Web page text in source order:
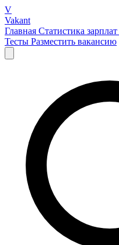
V
Vakant
Главная Статистика зарплат
Тесты Разместить вакансию